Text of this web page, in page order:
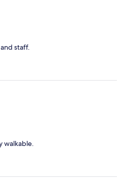
staff.
walkable.